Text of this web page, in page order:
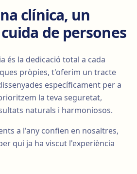
clínica, un
de persones
és la dedicació total a cada
pròpies, t'oferim un tracte
específicament per a
la teva seguretat,
naturals i harmoniosos.
a l'any confien en nosaltres,
qui ja ha viscut l'experiència